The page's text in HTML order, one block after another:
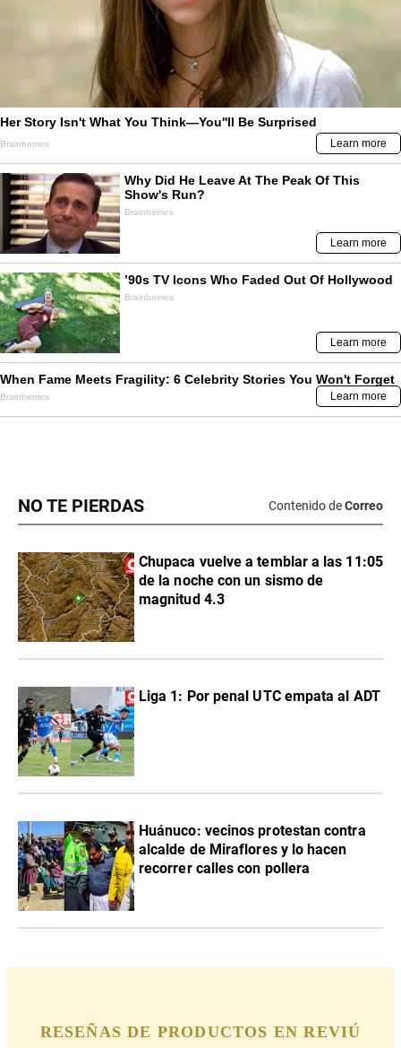
NO TE PIERDAS Contenido deCorreo
Chupaca vuelve a temblar a las 11:05
de la noche con un sismo de
magnitud 4.3
Liga 1: Por penal UTC empata al ADT
Huánuco: vecinos protestan contra
alcalde de Miraflores y lo hacen
recorrer calles con pollera